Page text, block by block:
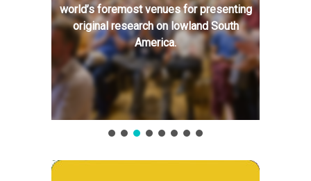
world’s foremost venues for presenting
original research on lowland South
America.